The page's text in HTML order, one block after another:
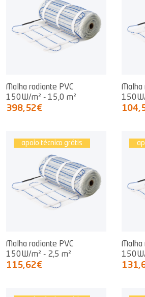
Malha radiante PVC
150W/m² - 15,0 m²
398,52€
Malha
apoio técnico grátis
Malha radiante PVC
150W/m² - 2,5 m²
115,62€
Malha